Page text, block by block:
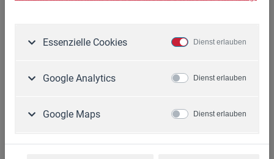
rechts
Wippverlängerung links
Essenzielle Cookies Dienst erlauben
Google Analytics Dienst erlauben
Google Maps Dienst erlauben